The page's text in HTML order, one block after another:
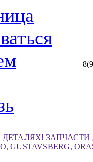
GUSTAVSBERG,